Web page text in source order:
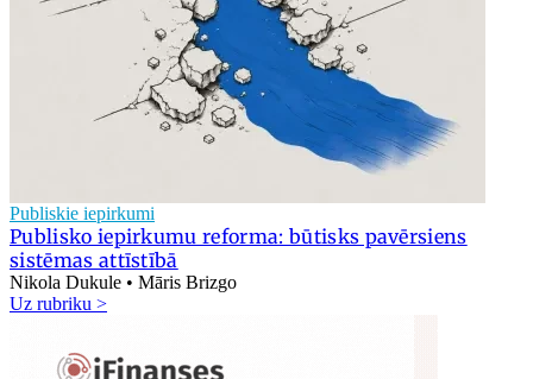
Publiskie iepirkumi
Publisko iepirkumu reforma: būtisks pavērsiens
sistēmas attīstībā
Nikola Dukule • Māris Brizgo
Uz rubriku >